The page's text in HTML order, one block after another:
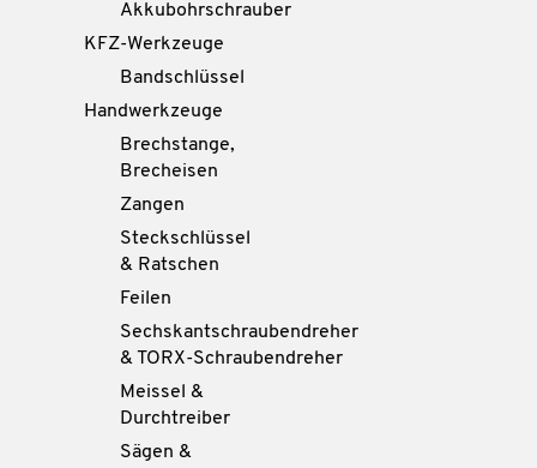
Akkubohrschrauber
KFZ-Werkzeuge
Bandschlüssel
Handwerkzeuge
Brechstange,
Brecheisen
Zangen
Steckschlüssel
& Ratschen
Feilen
Sechskantschraubendreher
& TORX-Schraubendreher
Meissel &
Durchtreiber
Sägen &